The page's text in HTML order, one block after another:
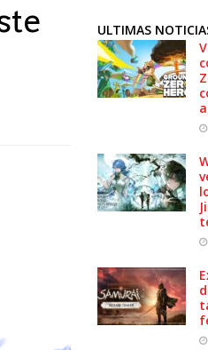
ULTIMAS